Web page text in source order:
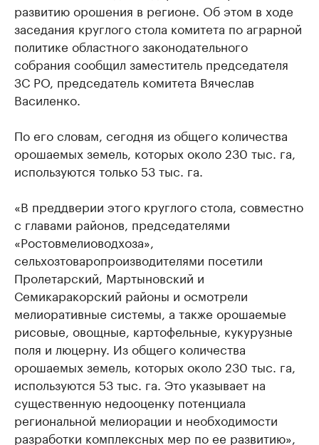
развитию орошения в регионе. Об этом в ходе
заседания круглого стола комитета по аграрной
политике областного законодательного
собрания сообщил заместитель председателя
ЗС РО, председатель комитета Вячеслав
Василенко.
По его словам, сегодня из общего количества
орошаемых земель, которых около 230 тыс. га,
используются только 53 тыс. га.
«В преддверии этого круглого стола, совместно
с главами районов, председателями
«Ростовмелиоводхоза»,
сельхозтоваропроизводителями посетили
Пролетарский, Мартыновский и
Семикаракорский районы и осмотрели
мелиоративные системы, а также орошаемые
рисовые, овощные, картофельные, кукурузные
поля и люцерну. Из общего количества
орошаемых земель, которых около 230 тыс. га,
используются 53 тыс. га. Это указывает на
существенную недооценку потенциала
региональной мелиорации и необходимости
разработки комплексных мер по ее развитию»,